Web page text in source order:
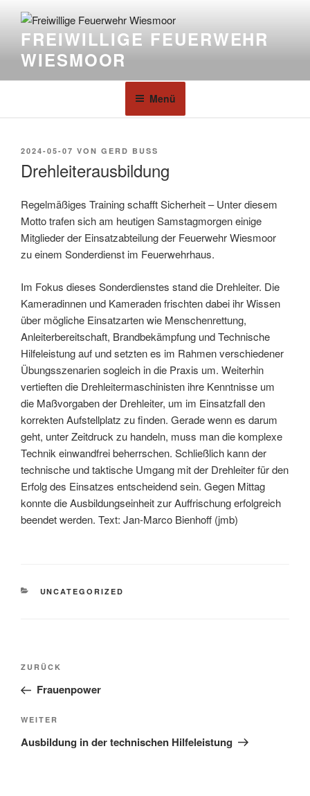
FREIWILLIGE FEUERWEHR
WIESMOOR
Menü
2024-05-07 VON GERD BUSS
Drehleiterausbildung
Regelmäßiges Training schafft Sicherheit – Unter diesem
Motto trafen sich am heutigen Samstagmorgen einige
Mitglieder der Einsatzabteilung der Feuerwehr Wiesmoor
zu einem Sonderdienst im Feuerwehrhaus.
Im Fokus dieses Sonderdienstes stand die Drehleiter. Die
Kameradinnen und Kameraden frischten dabei ihr Wissen
über mögliche Einsatzarten wie Menschenrettung,
Anleiterbereitschaft, Brandbekämpfung und Technische
Hilfeleistung auf und setzten es im Rahmen verschiedener
Übungsszenarien sogleich in die Praxis um. Weiterhin
vertieften die Drehleitermaschinisten ihre Kenntnisse um
die Maßvorgaben der Drehleiter, um im Einsatzfall den
korrekten Aufstellplatz zu finden. Gerade wenn es darum
geht, unter Zeitdruck zu handeln, muss man die komplexe
Technik einwandfrei beherrschen. Schließlich kann der
technische und taktische Umgang mit der Drehleiter für den
Erfolg des Einsatzes entscheidend sein. Gegen Mittag
konnte die Ausbildungseinheit zur Auffrischung erfolgreich
beendet werden. Text: Jan-Marco Bienhoff (jmb)
UNCATEGORIZED
ZURÜCK
Frauenpower
WEITER
Ausbildung in der technischen Hilfeleistung